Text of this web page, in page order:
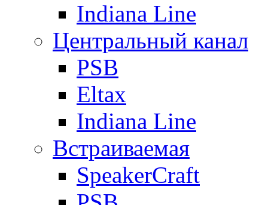
Indiana Line
Центральный канал
PSB
Eltax
Indiana Line
Встраиваемая
SpeakerCraft